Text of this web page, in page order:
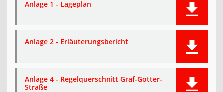
Anlage 1 - Lageplan
Anlage 2 - Erläuterungsbericht
Anlage 4 - Regelquerschnitt Graf-Gotter-
Straße